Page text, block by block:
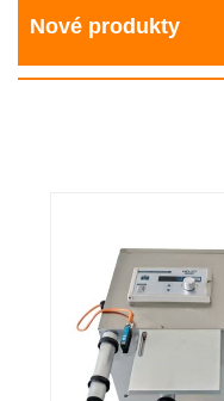
Nové produkty